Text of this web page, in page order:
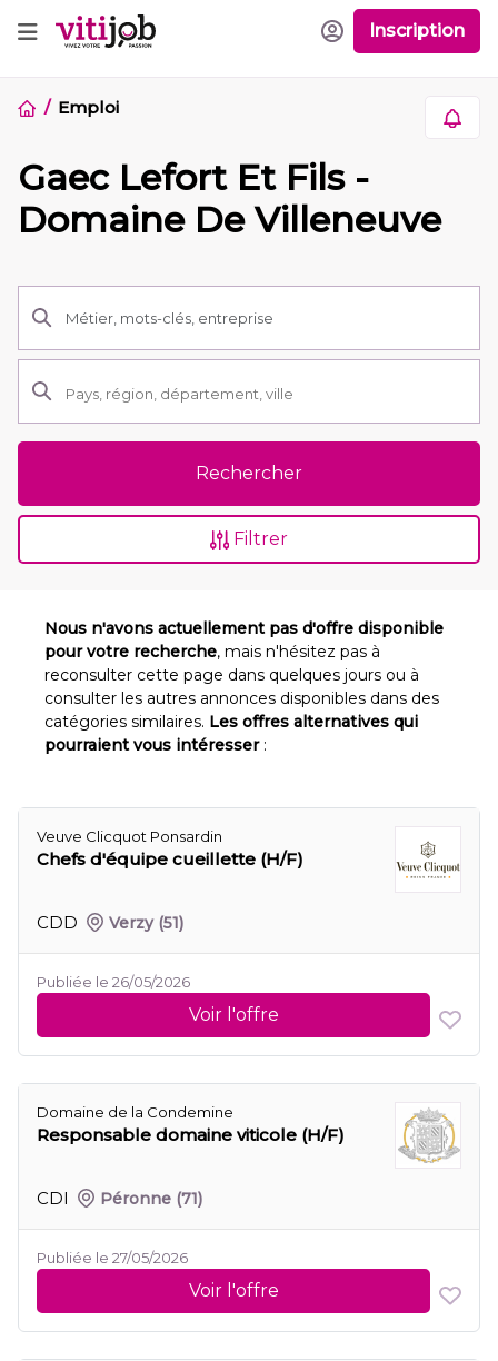
Inscription
Emploi
Gaec Lefort Et Fils -
Domaine De Villeneuve
Rechercher
Filtrer
Nous n'avons actuellement pas d'offre disponible
pour votre recherche, mais n'hésitez pas à
reconsulter cette page dans quelques jours ou à
consulter les autres annonces disponibles dans des
catégories similaires. Les offres alternatives qui
pourraient vous intéresser:
Veuve Clicquot Ponsardin
Chefs d'équipe cueillette (H/F)
CDD Verzy (51)
Publiée le 26/05/2026
Voir l'offre
Domaine de la Condemine
Responsable domaine viticole (H/F)
CDI Péronne (71)
Publiée le 27/05/2026
Voir l'offre